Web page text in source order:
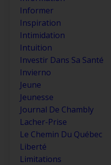
Informer
Inspiration
Intimidation
Intuition
Investir Dans Sa Santé
Invierno
Jeune
Jeunesse
Journal De Chambly
Lacher-Prise
Le Chemin Du Québec
Liberté
Limitations